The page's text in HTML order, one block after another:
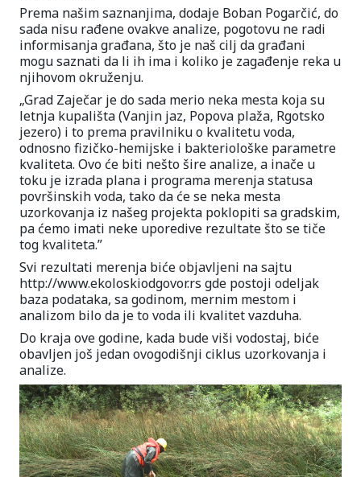
Prema našim saznanjima, dodaje Boban Pogarčić, do
sada nisu rađene ovakve analize, pogotovu ne radi
informisanja građana, što je naš cilj da građani
mogu saznati da li ih ima i koliko je zagađenje reka u
njihovom okruženju.
„Grad Zaječar je do sada merio neka mesta koja su
letnja kupališta (Vanjin jaz, Popova plaža, Rgotsko
jezero) i to prema pravilniku o kvalitetu voda,
odnosno fizičko-hemijske i bakteriološke parametre
kvaliteta. Ovo će biti nešto šire analize, a inače u
toku je izrada plana i programa merenja statusa
površinskih voda, tako da će se neka mesta
uzorkovanja iz našeg projekta poklopiti sa gradskim,
pa ćemo imati neke uporedive rezultate što se tiče
tog kvaliteta.”
Svi rezultati merenja biće objavljeni na sajtu
http://www.ekoloskiodgovor.rs gde postoji odeljak
baza podataka, sa godinom, mernim mestom i
analizom bilo da je to voda ili kvalitet vazduha.
Do kraja ove godine, kada bude viši vodostaj, biće
obavljen još jedan ovogodišnji ciklus uzorkovanja i
analize.